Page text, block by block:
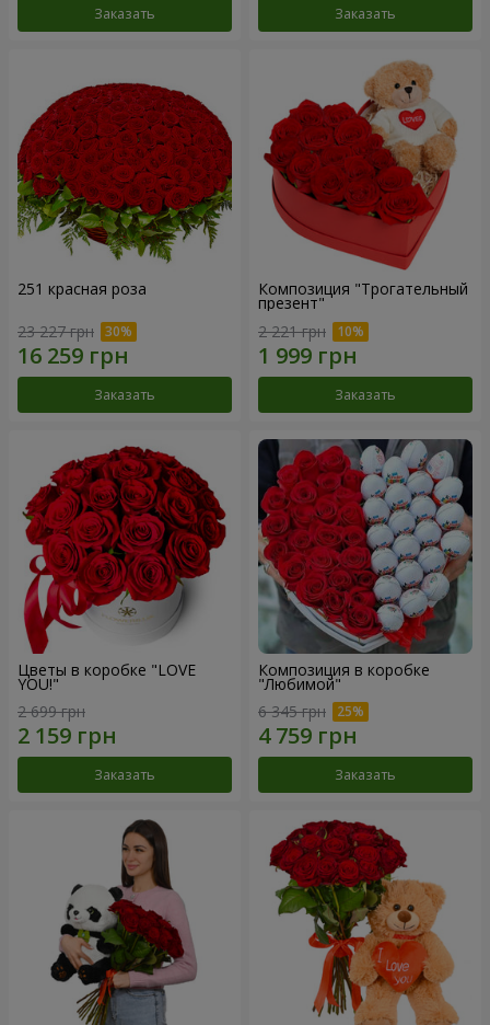
Заказать Заказать
251 красная роза
23 227 грн
Заказать
Композиция "Трогательный
презент"
2 221 грн
Заказать
Цветы в коробке "LOVE
YOU!"
2 699 грн
Заказать
Композиция в коробке
"Любимой"
6 345 грн
Заказать